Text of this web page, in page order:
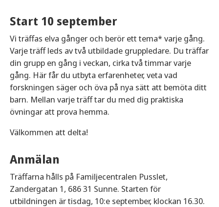
Start 10 september
Vi träffas elva gånger och berör ett tema* varje gång.
Varje träff leds av två utbildade gruppledare. Du träffar
din grupp en gång i veckan, cirka två timmar varje
gång. Här får du utbyta erfarenheter, veta vad
forskningen säger och öva på nya sätt att bemöta ditt
barn. Mellan varje träff tar du med dig praktiska
övningar att prova hemma.
Välkommen att delta!
Anmälan
Träffarna hålls på Familjecentralen Pusslet,
Zandergatan 1, 686 31 Sunne. Starten för
utbildningen är tisdag, 10:e september, klockan 16.30.